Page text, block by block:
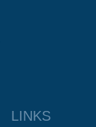
LINKS